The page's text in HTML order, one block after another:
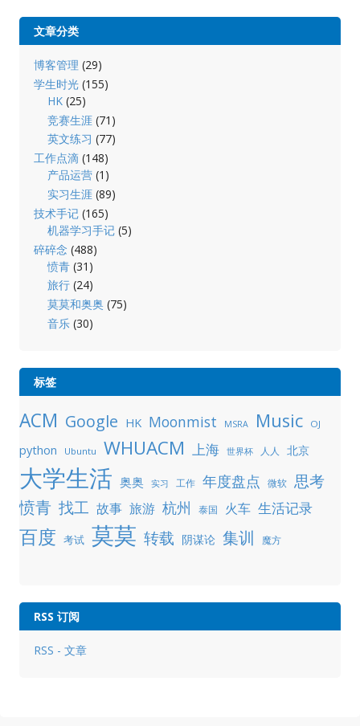
文章分类
博客管理 (29)
学生时光(155)
HK (25)
竞赛生涯 (71)
英文练习 (77)
工作点滴(148)
产品运营 (1)
实习生涯 (89)
技术手记(165)
机器学习手记 (5)
碎碎念 (488)
愤青 (31)
旅行 (24)
莫莫和奥奥 (75)
音乐 (30)
标签
ACM Google HK Moonmist MSRA Music OJ
python Ubuntu WHUACM 上海 世界杯 人人 北京
大学生活 奥奥 实习 工作 年度盘点 微软 思考
愤青 找工 故事 旅游 杭州 泰国 火车 生活记录
百度 考试 莫莫 转载 阴谋论 集训 魔方
RSS 订阅
RSS - 文章